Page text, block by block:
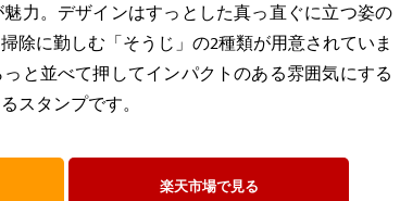
力。デザインはすっとした真っ直ぐに立つ姿の
除に勤しむ「そうじ」の2種類が用意されていま
と並べて押してインパクトのある雰囲気にする
スタンプです。
楽天市場で見る